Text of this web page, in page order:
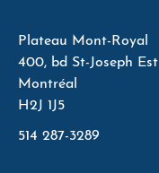
Plateau Mont-Royal
400, bd St-Joseph Est
Montréal
H2J 1J5
514 287-3289